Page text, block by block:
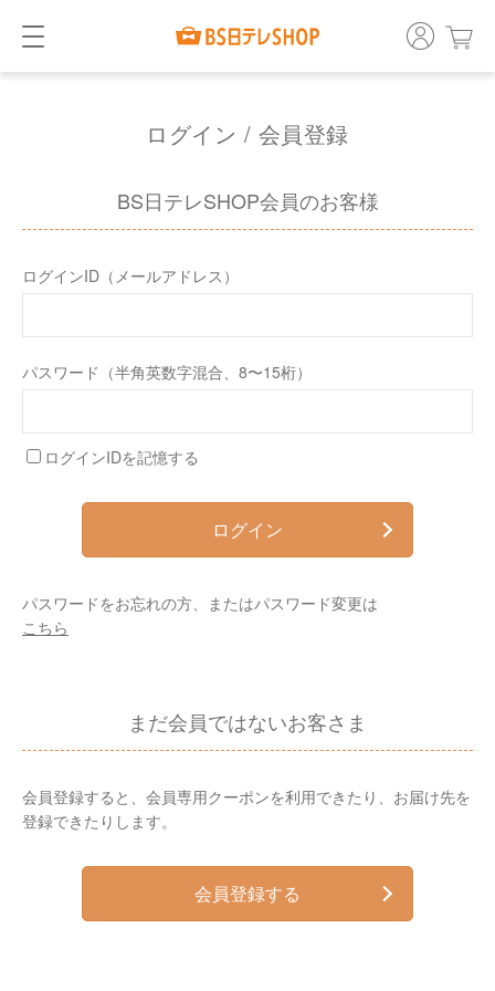
ログイン / 会員登録
BS日テレSHOP会員のお客様
ログインID（メールアドレス）
パスワード（半角英数字混合、8〜15桁）
ログインIDを記憶する
ログイン
パスワードをお忘れの方、またはパスワード変更は
こちら
まだ会員ではないお客さま
会員登録すると、会員専用クーポンを利用できたり、お届け先を
登録できたりします。
会員登録する